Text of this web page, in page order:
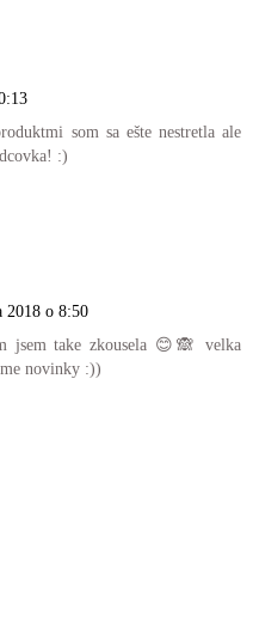
som sa ešte nestretla ale
:)
2018 o 8:50
jsem take zkousela 😊🙈 velka
novinky :))